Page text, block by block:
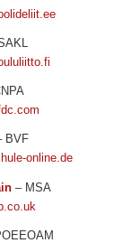
BVF
online.de
– MSA